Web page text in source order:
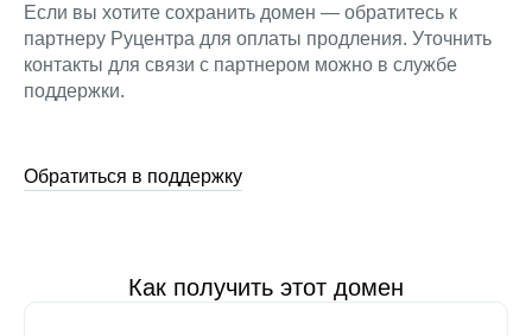
Если вы хотите сохранить домен — обратитесь к
партнеру Руцентра для оплаты продления. Уточнить
контакты для связи с партнером можно в службе
поддержки.
Обратиться в поддержку
Как получить этот домен